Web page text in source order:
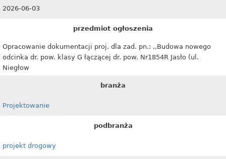
2026-06-03
przedmiot ogłoszenia
Opracowanie dokumentacji proj. dla zad. pn.: ,,Budowa nowego
odcinka dr. pow. klasy G łączącej dr. pow. Nr1854R Jasło (ul.
Niegłow
branża
Projektowanie
podbranża
projekt drogowy